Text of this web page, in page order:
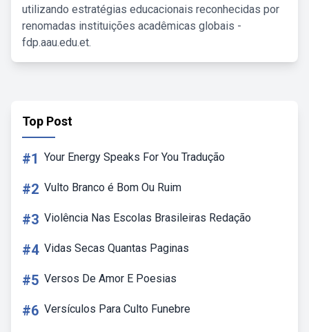
utilizando estratégias educacionais reconhecidas por
renomadas instituições acadêmicas globais -
fdp.aau.edu.et.
Top Post
#1 Your Energy Speaks For You Tradução
#2 Vulto Branco é Bom Ou Ruim
#3 Violência Nas Escolas Brasileiras Redação
#4 Vidas Secas Quantas Paginas
#5 Versos De Amor E Poesias
#6 Versículos Para Culto Funebre